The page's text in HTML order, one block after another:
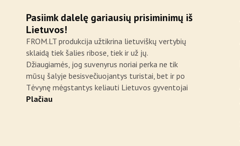
Pasiimk dalelę gariausių prisiminimų iš
Lietuvos!
FROM.LT produkcija užtikrina lietuviškų vertybių
sklaidą tiek šalies ribose, tiek ir už jų.
Džiaugiamės, jog suvenyrus noriai perka ne tik
mūsų šalyje besisvečiuojantys turistai, bet ir po
Tėvynę mėgstantys keliauti Lietuvos gyventojai
Plačiau